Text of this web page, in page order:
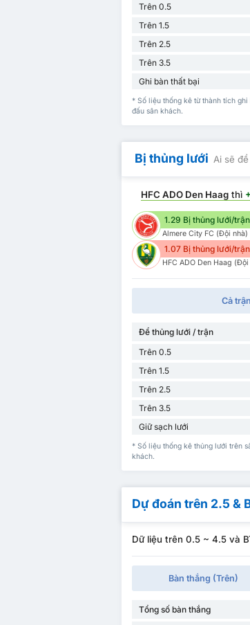
Trên 0.5
Trên 1.5
Trên 2.5
Trên 3.5
Ghi bàn thất bại
* Số liệu thống kê từ thành tích
đấu sân khách.
Bị thủng lưới Ai sẽ
HFC ADO Den Haag thì
1.29 Bị thủng lưới/
Almere City FC (Đội nhà)
1.07 Bị thủng lưới/
HFC ADO Den Haag
Cả trận
Để thủng lưới / trận
Trên 0.5
Trên 1.5
Trên 2.5
Trên 3.5
Giữ sạch lưới
* Số liệu thống kê thủng lưới trên
khách.
Dự đoán trên 2.5 &
Dữ liệu trên 0.5 ~ 4.5 và
Bàn thắng (Trên)
Tổng số bàn thắng